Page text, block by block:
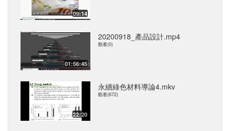
09:14
01:56:45
20200918_產品設計.mp4
觀看(0)
22:20
永續綠色材料導論4.mkv
觀看(672)